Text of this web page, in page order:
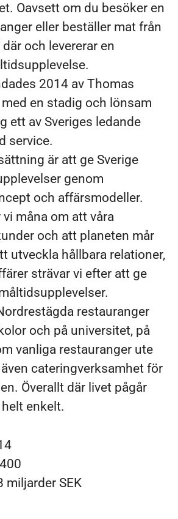
Oavsett om du besöker en
eller beställer mat från
och levererar en
2014 av Thomas
en stadig och lönsam
ett av Sveriges ledande
service.
är att ge Sverige
genom
och affärsmodeller.
måna om att våra
och att planeten mår
utveckla hållbara relationer,
strävar vi efter att ge
restauranger
och på universitet, på
vanliga restauranger ute
cateringverksamhet för
Överallt där livet pågår
enkelt.
miljarder SEK